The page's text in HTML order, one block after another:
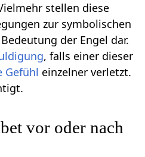
stellen diese
zur symbolischen
der Engel dar.
, falls einer dieser
Gefühl einzelner verletzt.
vor oder nach